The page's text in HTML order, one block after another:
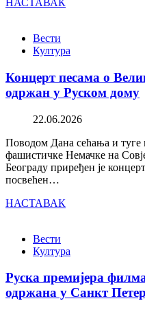
НАСТАВАК
Вести
Култура
Концерт песама о
одржан у Руском дому
22.06.2026
Поводом Дана сећања и
фашистичке Немачке на
Београду приређен је
посвећен…
НАСТАВАК
Вести
Култура
Руска премијера
одржана у Санкт